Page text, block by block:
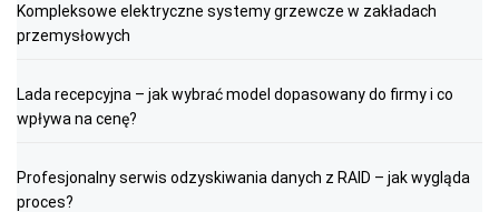
Kompleksowe elektryczne systemy grzewcze w zakładach
przemysłowych
Lada recepcyjna – jak wybrać model dopasowany do firmy i co
wpływa na cenę?
Profesjonalny serwis odzyskiwania danych z RAID – jak wygląda
proces?